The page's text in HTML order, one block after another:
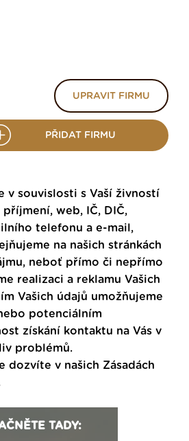
UPRAVIT FIRMU
PŘIDAT FIRMU
v souvislosti s Vaší živností
web, IČ, DIČ,
telefonu a e-mail,
na našich stránkách
neboť přímo či nepřímo
realizaci a reklamu Vašich
Vašich údajů umožňujeme
potenciálním
získání kontaktu na Vás v
problémů.
dozvíte v našich Zásadách
TADY: